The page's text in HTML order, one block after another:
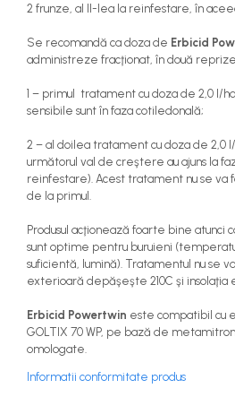
2 frunze, al II-lea la reinfestare, în
Se recomandă ca doza de Erbicid
administreze fracţionat, în două
1 – primul tratament cu doza de 2,0 l/
sensibile sunt în faza cotiledonală;
2 – al doilea tratament cu doza de 2,0
următorul val de creştere au ajuns la
reinfestare). Acest tratament nu se va
de la primul.
Produsul acţionează foarte bine
sunt optime pentru buruieni
suficientă, lumină). Tratamentul nu se
exterioară depăşeşte 210C şi insolaţia
Erbicid Powertwin este compatibil cu
GOLTIX 70 WP, pe bază de
omologate.
Informatii conformitate produs